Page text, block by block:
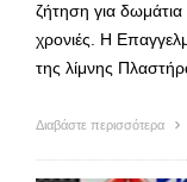
ζήτηση για
χρονιές. Η
της λίμνης
Διαβάστε περισσότερα